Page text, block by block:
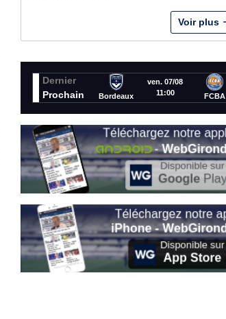
Voir plus
Dernier
Prochain
Bordeaux
ven. 07/08
11:00
FCBA